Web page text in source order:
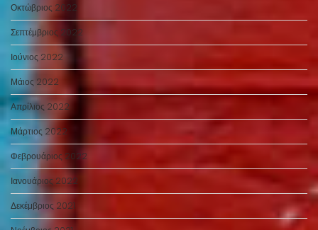
Οκτώβριος 2022
Σεπτέμβριος 2022
Ιούνιος 2022
Μάιος 2022
Απρίλιος 2022
Μάρτιος 2022
Φεβρουάριος 2022
Ιανουάριος 2022
Δεκέμβριος 2021